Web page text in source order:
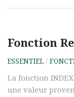
Fonction
ESSENTIEL /
La fonction
une valeur